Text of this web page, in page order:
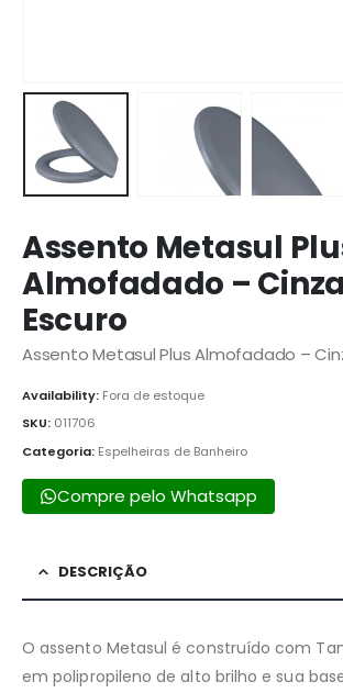
Assento Metasul
Almofadado – Cinza
Escuro
Assento Metasul Plus Almofadado –
Availability: Fora de estoque
SKU: 011706
Categoria: Espelheiras de Banheiro
Compre pelo Whatsapp
DESCRIÇÃO
O assento Metasul é construído com
em polipropileno de alto brilho e sua